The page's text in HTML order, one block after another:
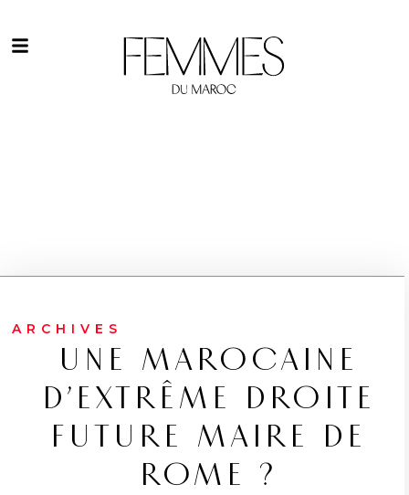
ARCHIVES
UNE MAROCAINE
D’EXTRÊME DROITE
FUTURE MAIRE DE
ROME ?